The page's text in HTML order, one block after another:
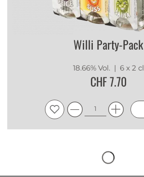
Willi Party-Pack
18.66% Vol. | 6 x 2 cl
CHF 7.70